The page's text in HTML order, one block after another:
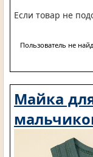
Если товар не
Пользователь не
Майка